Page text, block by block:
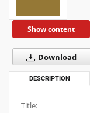
Show content
Download
DESCRIPTION
Title: